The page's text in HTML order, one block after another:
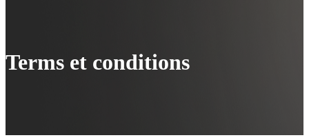
Terms et conditions